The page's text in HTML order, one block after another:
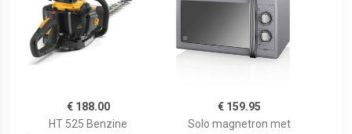
€ 188.00
HT 525 Benzine
€ 159.95
Solo magnetron met